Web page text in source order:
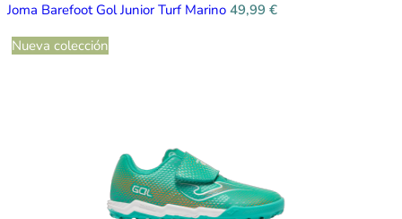
Joma Barefoot Gol Junior Turf Marino 49,99 €
Nueva colección